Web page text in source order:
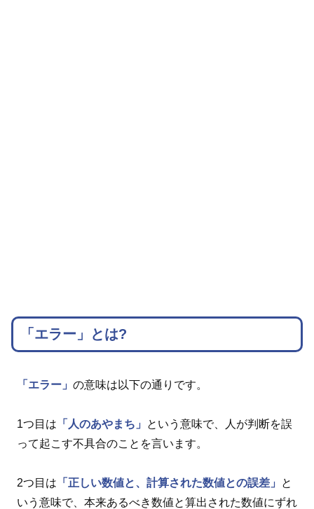
「エラー」とは?
「エラー」 の意味は以下の通りです。
1つ目は 「人のあやまち」
という意味で、人が判断を誤
って起こす不具合のことを言います。
2つ目は 「正しい数値と、計算された数値との誤差」
と
いう意味で、本来あるべき数値と算出された数値にずれ